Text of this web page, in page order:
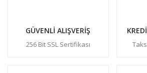
GÜVENLİ ALIŞVERİŞ
256 Bit SSL Sertifikası